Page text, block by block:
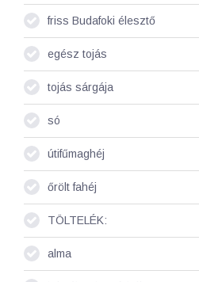
friss Budafoki élesztő
egész tojás
tojás sárgája
só
útifűmaghéj
őrölt fahéj
TÖLTELÉK:
alma